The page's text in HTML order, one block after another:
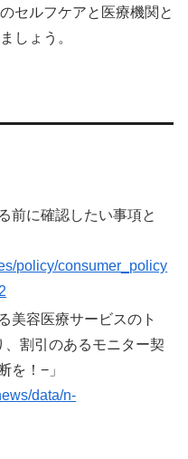
セルフケアと医療機関と
しょう。
前に確認したい事項と
policy/consumer_policy
美容医療サービスのト
割引のあるモニター契
を！−」
data/n-